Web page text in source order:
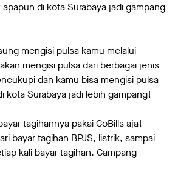
di kota Surabaya jadi gampang
mengisi pulsa kamu melalui
mengisi pulsa dari berbagai jenis
dan kamu bisa mengisi pulsa
Surabaya jadi lebih gampang!
tagihannya pakai GoBills aja!
bayar tagihan BPJS, listrik, sampai
kali bayar tagihan. Gampang